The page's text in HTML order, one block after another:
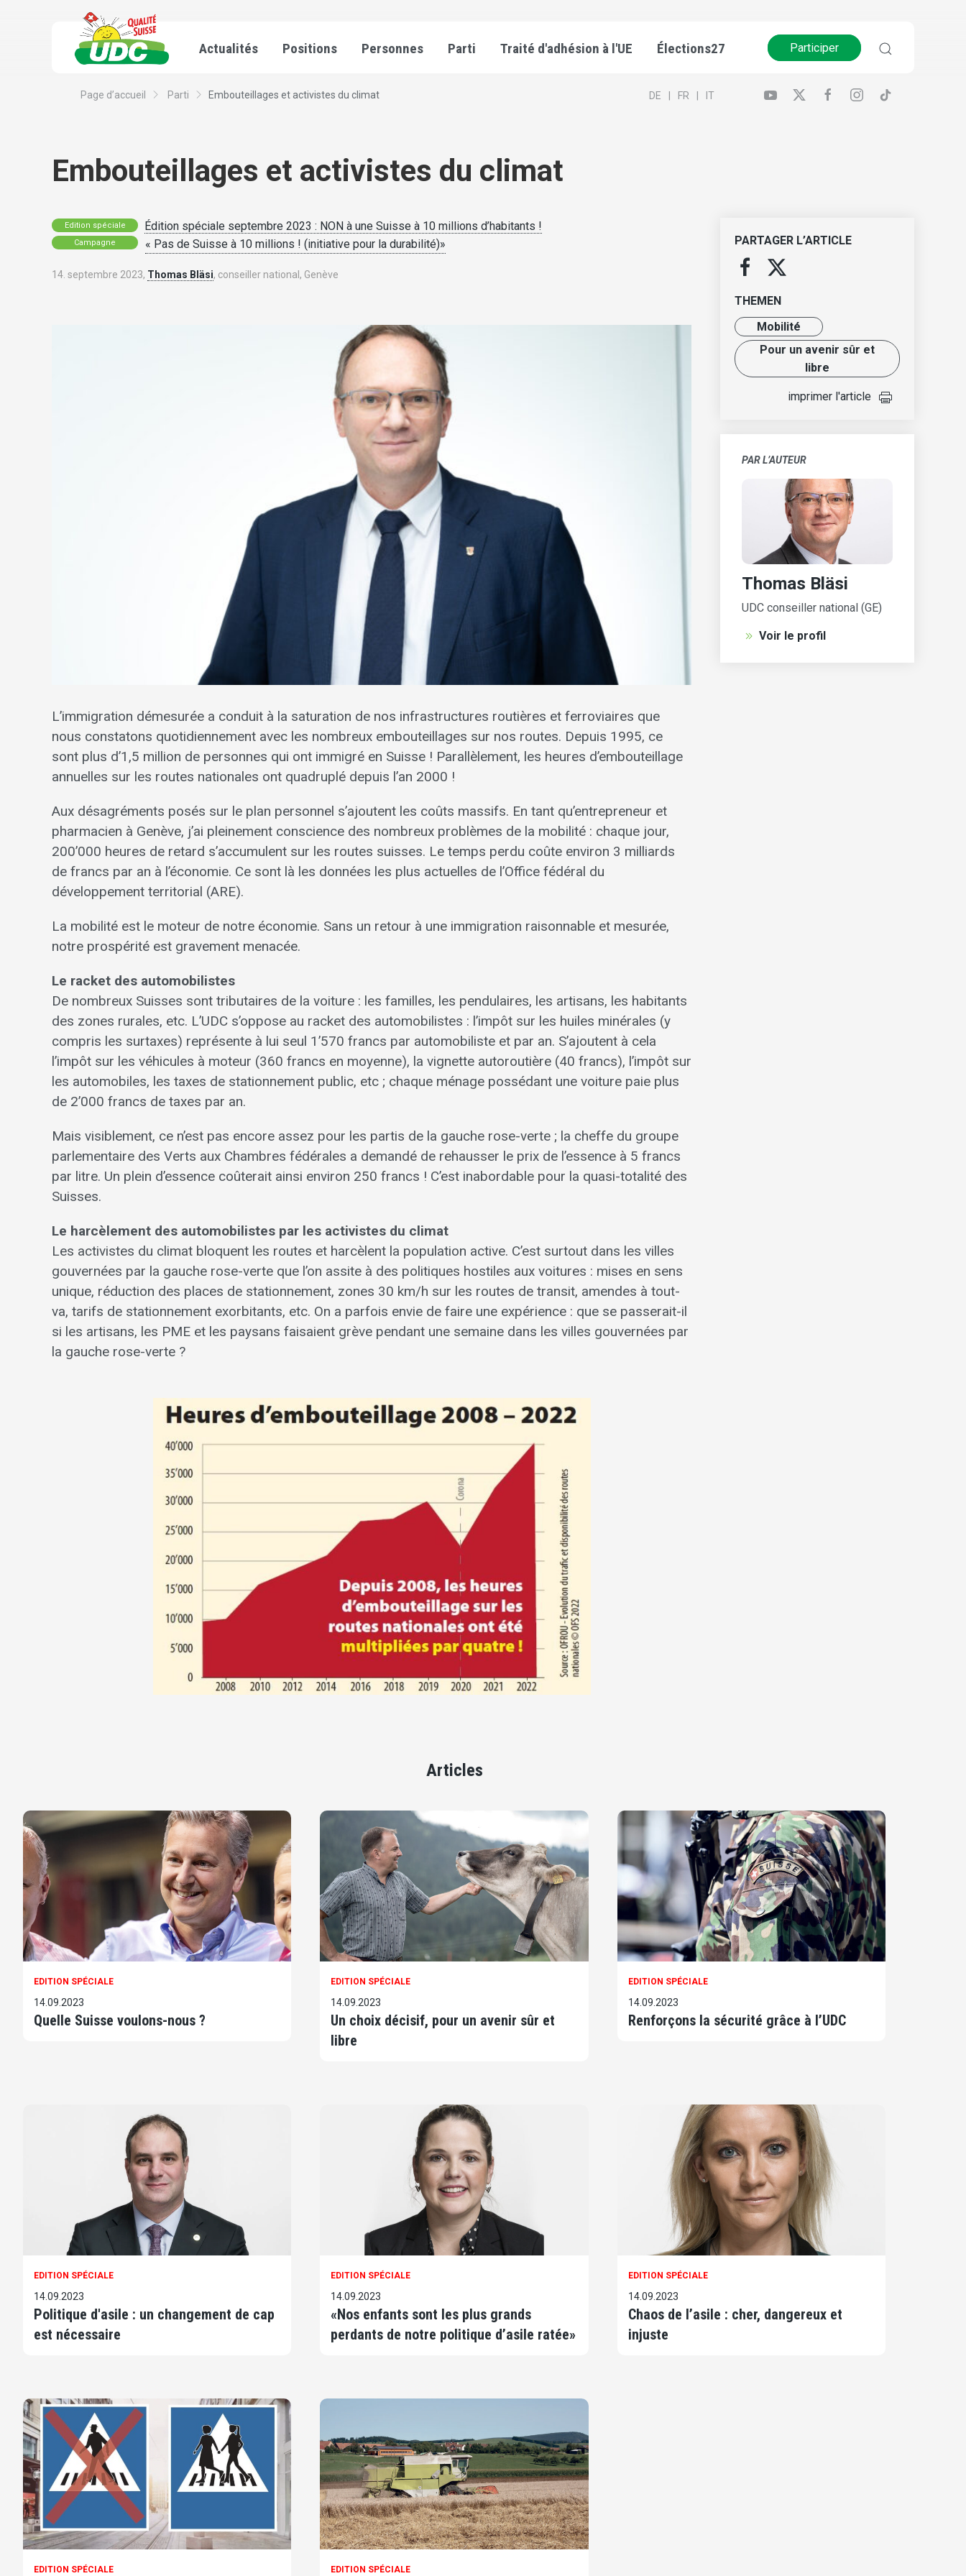
Actualités Positions Personnes Parti Traité d'adhésion à l'UE Élections27 Participer
Page d’accueil Parti Embouteillages et activistes du climat DE FR IT
Embouteillages et activistes du climat
Edition spéciale Édition spéciale septembre 2023 : NON à une Suisse à 10 millions d’habitants !
Campagne « Pas de Suisse à 10 millions ! (initiative pour la durabilité)»
14. septembre 2023, Thomas Bläsi, conseiller national, Genève
L’immigration démesurée a conduit à la saturation de nos infrastructures routières et ferroviaires que
nous constatons quotidiennement avec les nombreux embouteillages sur nos routes. Depuis 1995, ce
sont plus d’1,5 million de personnes qui ont immigré en Suisse ! Paral­lèlement, les heures d’embouteillage
annuelles sur les routes nationales ont quadruplé depuis l’an 2000 !
Aux désagréments posés sur le plan personnel s’ajoutent les coûts massifs. En tant qu’entrepreneur et
pharmacien à Genève, j’ai pleinement conscience des nombreux problèmes de la mobilité : chaque jour,
200’000 heures de retard s’accumulent sur les routes suisses. Le temps perdu coûte environ 3 milliards
de francs par an à l’économie. Ce sont là les données les plus actuelles de l’Office fédéral du
développement territorial (ARE).
La mobilité est le moteur de notre économie. Sans un retour à une immigra­tion raisonnable et mesurée,
notre prospérité est gravement menacée.
Le racket des automobilistes
De nombreux Suisses sont tributaires de la voiture : les familles, les pendulaires, les artisans, les habitants
des zones rurales, etc. L’UDC s’oppose au racket des automobilistes : l’impôt sur les huiles minérales (y
compris les surtaxes) représente à lui seul 1’570 francs par automobiliste et par an. S’ajoutent à cela
l’impôt sur les véhicules à moteur (360 francs en moyenne), la vignette autoroutière (40 francs), l’impôt sur
les automobiles, les taxes de stationnement public, etc ; chaque ménage possédant une voiture paie plus
de 2’000 francs de taxes par an.
Mais visiblement, ce n’est pas encore assez pour les partis de la gauche rose-verte ; la cheffe du groupe
parlementaire des Verts aux Chambres fédérales a demandé de rehausser le prix de l’essence à 5 francs
par litre. Un plein d’essence coûterait ainsi environ 250 francs ! C’est inabordable pour la quasi-totalité des
Suisses.
Le harcèlement des automobilistes par les activistes du climat
Les activistes du climat bloquent les routes et harcèlent la population active. C’est surtout dans les villes
gouvernées par la gauche rose-verte que l’on assite à des politiques hostiles aux voitures : mises en sens
unique, réduction des places de stationnement, zones 30 km/h sur les routes de transit, amendes à tout-
va, tarifs de stationnement exorbitants, etc. On a parfois envie de faire une expé­rience : que se passerait-il
si les artisans, les PME et les paysans faisaient grève pendant une semaine dans les villes gouvernées par
la gauche rose-verte ?
PARTAGER L’ARTICLE
THEMEN
Mobilité
Pour un avenir sûr et
libre
imprimer l'article
PAR L’AUTEUR
Thomas Bläsi
UDC conseiller national (GE)
Voir le profil
Articles
EDITION SPÉCIALE
14.09.2023
Quelle Suisse voulons-nous ?
EDITION SPÉCIALE
14.09.2023
Un choix décisif, pour un avenir sûr et
libre
EDITION SPÉCIALE
14.09.2023
Renforçons la sécurité grâce à l’UDC
EDITION SPÉCIALE
14.09.2023
Politique d'asile : un changement de cap
est nécessaire
EDITION SPÉCIALE
14.09.2023
«Nos enfants sont les plus grands
perdants de notre politique d’asile ratée»
EDITION SPÉCIALE
14.09.2023
Chaos de l’asile : cher, dangereux et
injuste
EDITION SPÉCIALE EDITION SPÉCIALE